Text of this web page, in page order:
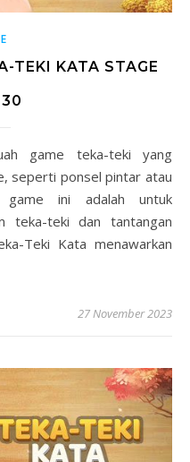
TEKI KATA STAGE
seperti ponsel pintar atau
ini adalah untuk
teka-teki dan tantangan
Teki Kata menawarkan
27 November 2023